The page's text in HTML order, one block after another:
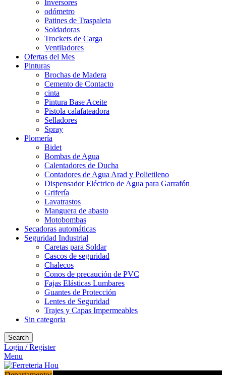
Inversores
odómetro
Patines de Traspaleta
Soldadoras
Trockets de Carga
Ventiladores
Ofertas del Mes
Pinturas
Brochas de Madera
Cemento de Contacto
cinta
Pintura Base Aceite
Pistola calafateadora
Selladores
Spray
Plomería
Bidet
Bombas de Agua
Calentadores de Ducha
Contadores de Agua Arad y Polietileno
Dispensador Eléctrico de Agua para Garrafón
Grifería
Lavatrastos
Manguera de abasto
Motobombas
Secadoras automáticas
Seguridad Industrial
Caretas para Soldar
Cascos de seguridad
Chalecos
Conos de precaución de PVC
Fajas Elásticas Lumbares
Guantes de Protección
Lentes de Seguridad
Trajes y Capas Impermeables
Sin categoria
Search
Login / Register
Menu